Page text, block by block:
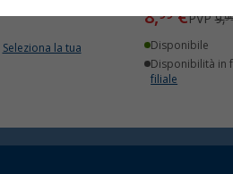
Seleziona la tua
8,99€PVP9,
Disponibile
Disponibilità in
filiale